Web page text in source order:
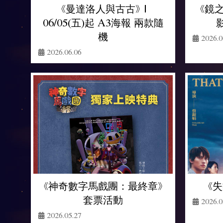
《曼達洛人與古古》 |
06/05(五)起 A3海報 兩款隨
機
2026.06.06
《鏡
《神奇數字馬戲團：最終章》
套票活動
2026.05.27
《